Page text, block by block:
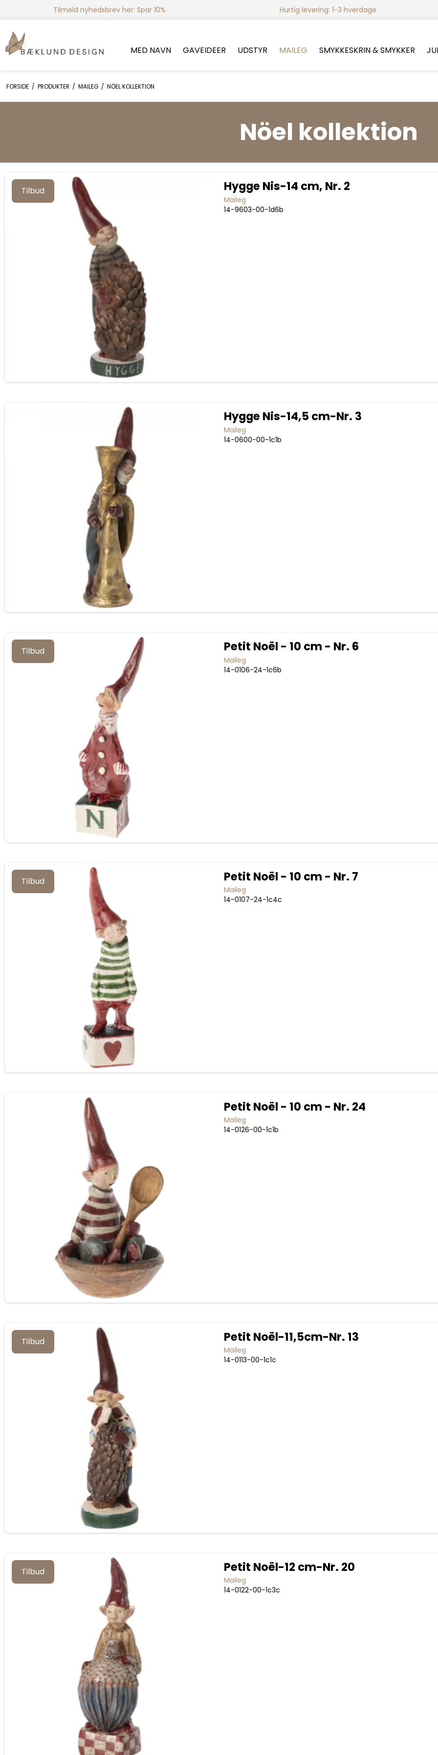
Tilmeld nyhedsbrev her: Spar 10% Hurtig levering: 1-3 hverdage
MED NAVN GAVEIDEER UDSTYR MAILEG SMYKKESKRIN & SMYKKER
FORSIDE / PRODUKTER / MAILEG / NÖEL KOLLEKTION
Nöel kollektion
Tilbud Hygge Nis-14 cm, Nr. 2
Maileg
14-9603-00-1d6b
Hygge Nis-14,5 cm-Nr. 3
Maileg
14-0600-00-1c1b
Tilbud Petit Noël - 10 cm - Nr. 6
Maileg
14-0106-24-1c6b
Tilbud Petit Noël - 10 cm - Nr. 7
Maileg
14-0107-24-1c4c
Petit Noël - 10 cm - Nr. 24
Maileg
14-0126-00-1c1b
Tilbud Petit Noël-11,5cm-Nr. 13
Maileg
14-0113-00-1c1c
Tilbud Petit Noël-12 cm-Nr. 20
Maileg
14-0122-00-1c3c